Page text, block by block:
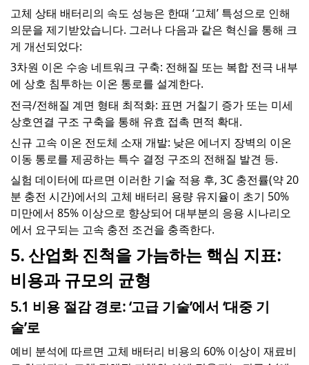
고체 상태 배터리의 속도 성능은 한때 ‘고체’ 특성으로 인해
의문을 제기받았습니다. 그러나 다음과 같은 혁신을 통해 크
게 개선되었다:
3차원 이온 수송 네트워크 구축: 전해질 또는 복합 전극 내부
에 상호 침투하는 이온 통로를 설계한다.
전극/전해질 계면 형태 최적화: 표면 거칠기 증가 또는 미세
상호연결 구조 구축을 통해 유효 접촉 면적 확대.
신규 고속 이온 전도체 소재 개발: 낮은 에너지 장벽의 이온
이동 통로를 제공하는 특수 결정 구조의 전해질 발견 등.
실험 데이터에 따르면 이러한 기술 적용 후, 3C 충전률(약 20
분 충전 시간)에서의 고체 배터리 용량 유지율이 초기 50%
미만에서 85% 이상으로 향상되어 대부분의 응용 시나리오
에서 요구되는 고속 충전 조건을 충족한다.
5. 산업화 진척을 가늠하는 핵심 지표:
비용과 규모의 균형
5.1 비용 절감 경로: ‘고급 기술’에서 ‘대중 기
술’로
예비 분석에 따르면 고체 배터리 비용의 60% 이상이 재료비